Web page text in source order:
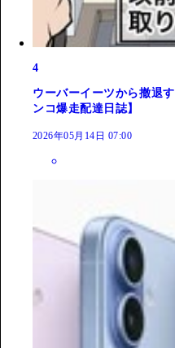
4
ウーバーイーツから撤退
ンコ爆走配達日誌】
2026年05月14日 07:00